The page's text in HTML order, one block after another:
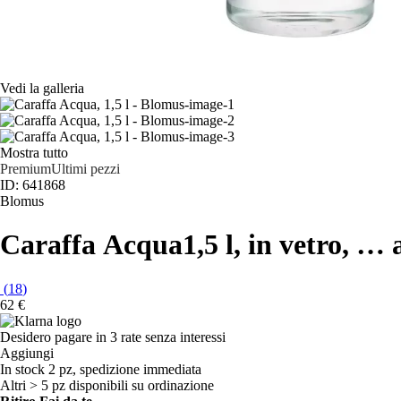
Vedi la galleria
Mostra tutto
PremiumUltimi pezzi
ID: 641868
Blomus
Caraffa Acqua1,5 l, in vetro, …
(18)
62 €
Desidero pagare in 3 rate senza interessi
Aggiungi
In stock 2 pz, spedizione immediata
Altri > 5 pz disponibili su ordinazione